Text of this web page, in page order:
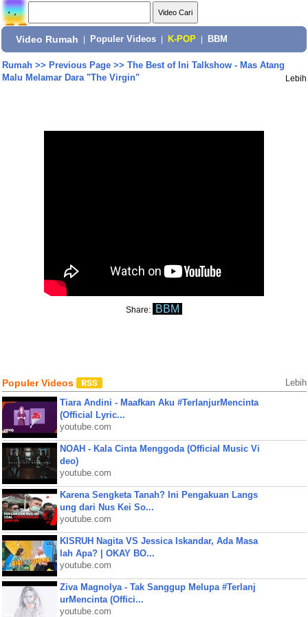
Video Rumah Populer Videos K-POP BBM
Rumah>> Previous Page>> The Best of Ini Talkshow - Mas Atang
Malu Melamar Dara "The Virgin"
Lebih
Share: BBM
Populer Videos Lebih
Tiara Andini - Maafkan Aku #TerlanjurMencinta
(Official Lyric...
youtube.com
NOAH - Kala Cinta Menggoda (Official Music Vi
deo)
youtube.com
Karena Sengketa Tanah? Ini Pengakuan Langs
ung dari Nus Kei So...
youtube.com
KISRUH Nagita VS Jessica Iskandar, Ada Masa
lah Apa? | OKAY BO...
youtube.com
Ziva Magnolya - Tak Sanggup Melupa #Terlanj
urMencinta (Offici...
youtube.com